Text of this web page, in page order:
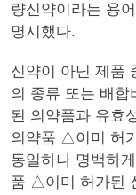
량신약이라는 용
명시했다.
신약이 아닌 제품
의 종류 또는 배
된 의약품과 유효
의약품 △이미 허
동일하나 명백하
품 △이미 허가된